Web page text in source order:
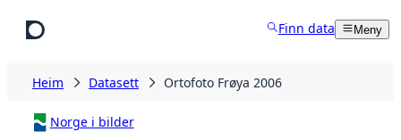
Finn data Meny
Heim Datasett Ortofoto Frøya 2006
Norge i bilder